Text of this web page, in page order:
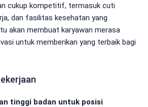
cukup kompetitif, termasuk cuti
dan fasilitas kesehatan yang
akan membuat karyawan merasa
untuk memberikan yang terbaik bagi
tinggi badan untuk posisi